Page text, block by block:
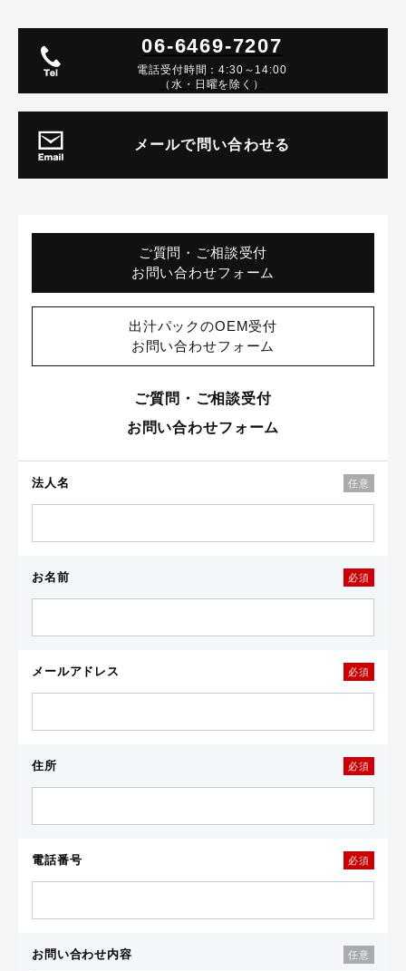
06-6469-7207
電話受付時間：4:30～14:00
（水・日曜を除く）
メールで問い合わせる
ご質問・ご相談受付
お問い合わせフォーム
出汁パックのOEM受付
お問い合わせフォーム
ご質問・ご相談受付
お問い合わせフォーム
法人名 任意
お名前 必須
メールアドレス 必須
住所 必須
電話番号 必須
お問い合わせ内容 任意